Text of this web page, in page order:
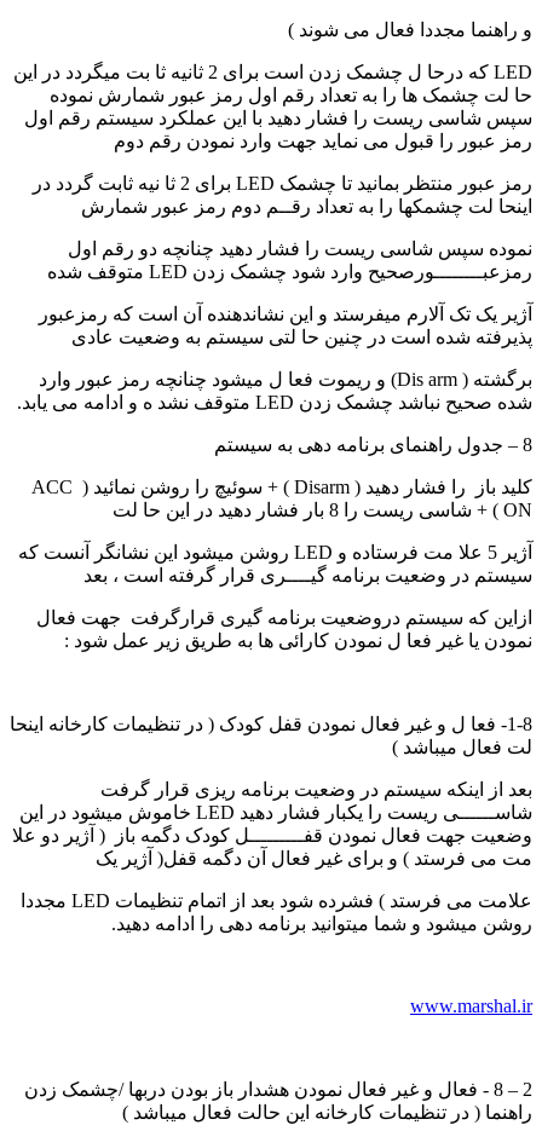
و راهنما مجددا فعال می شوند )
LED که درحا ل چشمک زدن است برای 2 ثانیه ثا بت میگردد در این
حا لت چشمک ها را به تعداد رقم اول رمز عبور شمارش نموده
سپس شاسی ریست را فشار دهید با این عملکرد سیستم رقم اول
رمز عبور را قبول می نماید جهت وارد نمودن رقم دوم
رمز عبور منتظر بمانید تا چشمک LED برای 2 ثا نیه ثابت گردد در
اینحا لت چشمکها را به تعداد رقــم دوم رمز عبور شمارش
نموده سپس شاسی ریست را فشار دهید چنانچه دو رقم اول
رمزعبــــــــورصحیح وارد شود چشمک زدن LED متوقف شده
آژیر یک تک آلارم میفرستد و این نشاندهنده آن است که رمزعبور
پذیرفته شده است در چنین حا لتی سیستم به وضعیت عادی
برگشته ( Dis arm) و ریموت فعا ل میشود چنانچه رمز عبور وارد
شده صحیح نباشد چشمک زدن LED متوقف نشد ه و ادامه می یابد.
8 – جدول راهنمای برنامه دهی به سیستم
کلید باز را فشار دهید ( Disarm ) + سوئیچ را روشن نمائید ( ACC
ON ) + شاسی ریست را 8 بار فشار دهید در این حا لت
آژیر 5 علا مت فرستاده و LED روشن میشود این نشانگر آنست که
سیستم در وضعیت برنامه گیــــری قرار گرفته است ، بعد
ازاین که سیستم دروضعیت برنامه گیری قرارگرفت جهت فعال
نمودن یا غیر فعا ل نمودن کارائی ها به طریق زیر عمل شود :
1-8- فعا ل و غیر فعال نمودن قفل کودک ( در تنظیمات کارخانه اینحا
لت فعال میباشد )
بعد از اینکه سیستم در وضعیت برنامه ریزی قرار گرفت
شاســــــی ریست را یکبار فشار دهید LED خاموش میشود در این
وضعیت جهت فعال نمودن قفـــــــــل کودک دگمه باز ( آژیر دو علا
مت می فرستد ) و برای غیر فعال آن دگمه قفل( آژیر یک
علامت می فرستد ) فشرده شود بعد از اتمام تنظیمات LED مجددا
روشن میشود و شما میتوانید برنامه دهی را ادامه دهید.
www.marshal.ir
2 – 8 - فعال و غیر فعال نمودن هشدار باز بودن دربها /چشمک زدن
راهنما ( در تنظیمات کارخانه این حالت فعال میباشد )